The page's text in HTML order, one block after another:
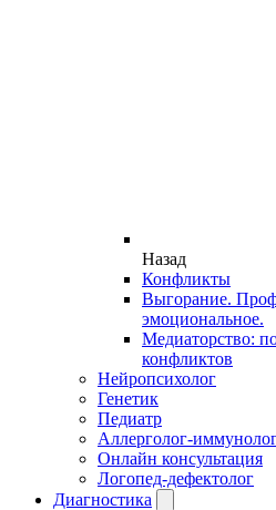
Назад
Конфликты
Выгорание.
эмоциональное.
Медиаторство:
конфликтов
Нейропсихолог
Генетик
Педиатр
Аллерголог-
Онлайн консультация
Логопед-дефектолог
Диагностика